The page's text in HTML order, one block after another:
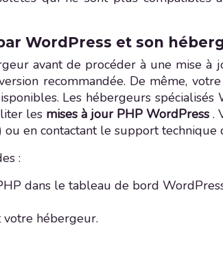
WordPress et son
avant de procéder à une mise à
recommandée. De même,
Les hébergeurs spécialisés
les mises à jour PHP WordPress .
en contactant le support
:
dans le tableau de bord
hébergeur.